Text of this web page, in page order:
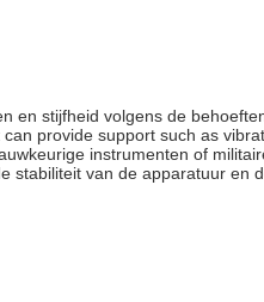
stijfheid volgens de
provide support such as
instrumenten of
van de apparatuur en